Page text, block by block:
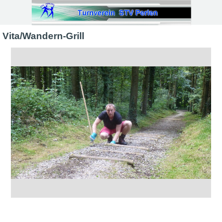
Direkt zum Seiteninhalt
Vita/Wandern-Grill